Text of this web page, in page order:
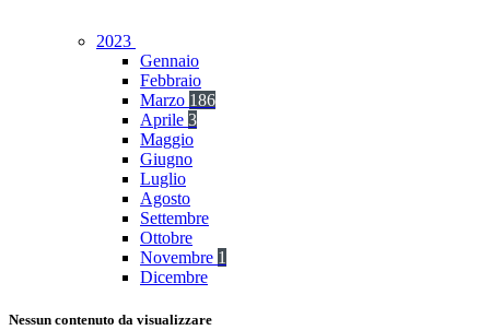
2023
Gennaio
Febbraio
Marzo 186
Aprile 3
Maggio
Giugno
Luglio
Agosto
Settembre
Ottobre
Novembre 1
Dicembre
Nessun contenuto da visualizzare